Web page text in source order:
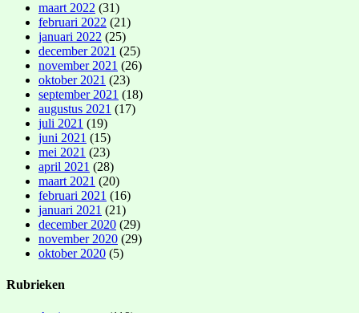
maart 2022 (31)
februari 2022 (21)
januari 2022 (25)
december 2021 (25)
november 2021 (26)
oktober 2021 (23)
september 2021 (18)
augustus 2021 (17)
juli 2021 (19)
juni 2021 (15)
mei 2021 (23)
april 2021 (28)
maart 2021 (20)
februari 2021 (16)
januari 2021 (21)
december 2020 (29)
november 2020 (29)
oktober 2020 (5)
Rubrieken